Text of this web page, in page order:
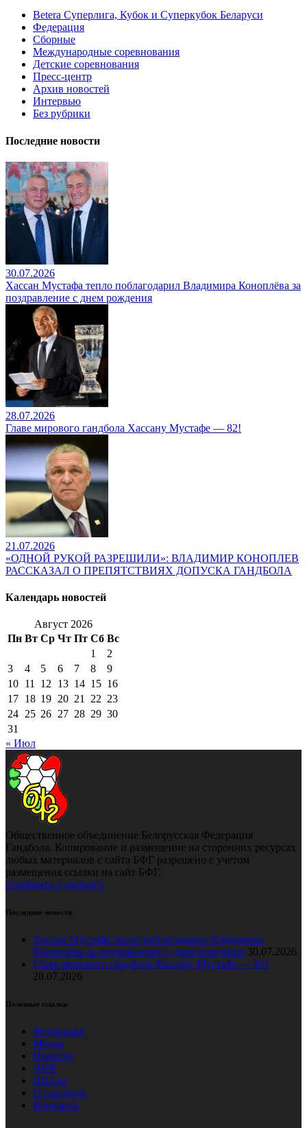
Betera Суперлига, Кубок и Суперкубок Беларуси
Федерация
Сборные
Международные соревнования
Детские соревнования
Пресс-центр
Архив новостей
Интервью
Без рубрики
Последние новости
30.07.2026
Хассан Мустафа тепло поблагодарил Владимира Коноплёва за
поздравление с днем рождения
28.07.2026
Главе мирового гандбола Хассану Мустафе — 82!
21.07.2026
«ОДНОЙ РУКОЙ РАЗРЕШИЛИ»: ВЛАДИМИР КОНОПЛЕВ
РАССКАЗАЛ О ПРЕПЯТСТВИЯХ ДОПУСКА ГАНДБОЛА
Календарь новостей
Август 2026
Пн Вт Ср Чт Пт Сб Вс
1
2
3
4 5 6 7 8
9
10 11 12 13 14 15 16
17 18 19 20 21 22 23
24 25 26 27 28 29 30
31
« Июл
Общественное объединение Белорусская Федерация
Гандбола. Копирование и размещение на сторонних ресурсах
любых материалов с сайта БФГ разрешено с учетом
размещения ссылки на сайт БФГ.
Сообщить о допинге
Последние новости
Хассан Мустафа тепло поблагодарил Владимира
Коноплёва за поздравление с днем рождения 30.07.2026
Главе мирового гандбола Хассану Мустафе — 82!
28.07.2026
Полезные ссылки
Федерация
Медиа
Новости
ДЮГ
Школы
О гандболе
Контакты